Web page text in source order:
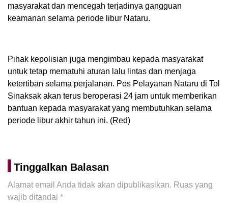
masyarakat dan mencegah terjadinya gangguan
keamanan selama periode libur Nataru.
Pihak kepolisian juga mengimbau kepada masyarakat
untuk tetap mematuhi aturan lalu lintas dan menjaga
ketertiban selama perjalanan. Pos Pelayanan Nataru di Tol
Sinaksak akan terus beroperasi 24 jam untuk memberikan
bantuan kepada masyarakat yang membutuhkan selama
periode libur akhir tahun ini. (Red)
Tinggalkan Balasan
Alamat email Anda tidak akan dipublikasikan. Ruas yang
wajib ditandai *